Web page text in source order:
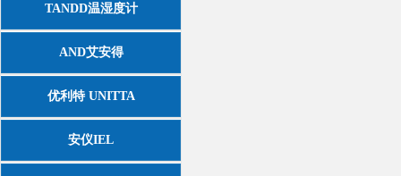
TANDD温湿度计
AND艾安得
优利特 UNITTA
安仪IEL